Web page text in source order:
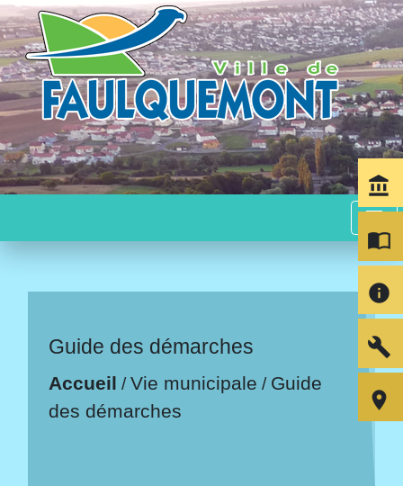
menu
Guide des démarches
Accueil /Vie municipale / Guide
des démarches
account_balance
import_contacts
info
build
room